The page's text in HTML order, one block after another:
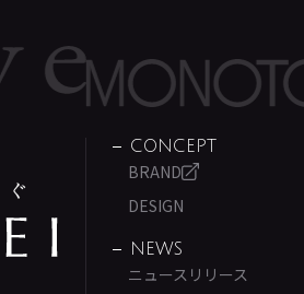
CONCEPT
BRAND
DESIGN
NEWS
ニュースリリース